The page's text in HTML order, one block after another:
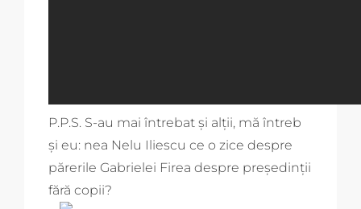
P.P.S. S-au mai întrebat și alții, mă întreb
și eu: nea Nelu Iliescu ce o zice despre
părerile Gabrielei Firea despre președinții
fără copii?